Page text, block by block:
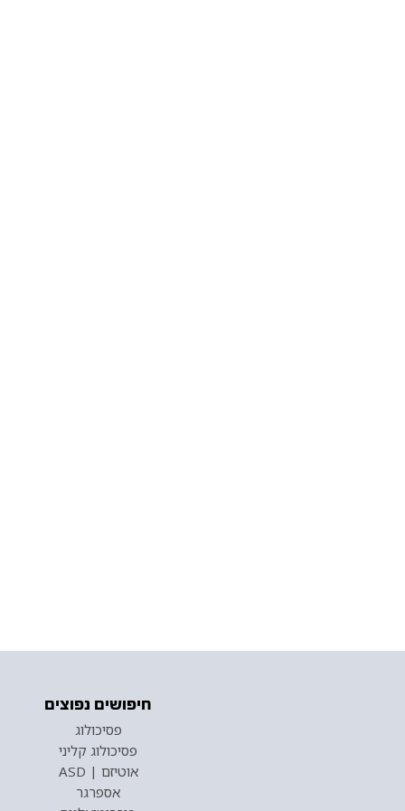
חיפושים נפוצים
פסיכולוג
פסיכולוג קליני
אוטיזם | ASD
אספרגר